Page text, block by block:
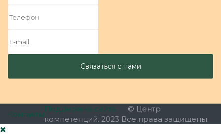
Поддержка сайта
© Центр
компетенций. 2023 Все права защищены.
Контакты